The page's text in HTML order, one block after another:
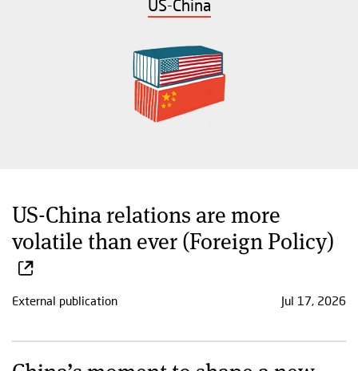
US-China
US-China relations are more
volatile than ever (Foreign Policy)
External publication Jul 17, 2026